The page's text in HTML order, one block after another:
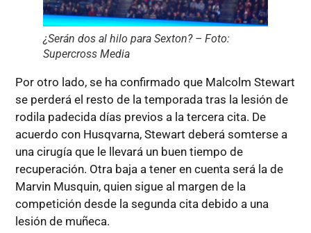
¿Serán dos al hilo para Sexton? – Foto:
Supercross Media
Por otro lado, se ha confirmado que Malcolm Stewart
se perderá el resto de la temporada tras la lesión de
rodila padecida días previos a la tercera cita. De
acuerdo con Husqvarna, Stewart deberá somterse a
una cirugía que le llevará un buen tiempo de
recuperación. Otra baja a tener en cuenta será la de
Marvin Musquin, quien sigue al margen de la
competición desde la segunda cita debido a una
lesión de muñeca.